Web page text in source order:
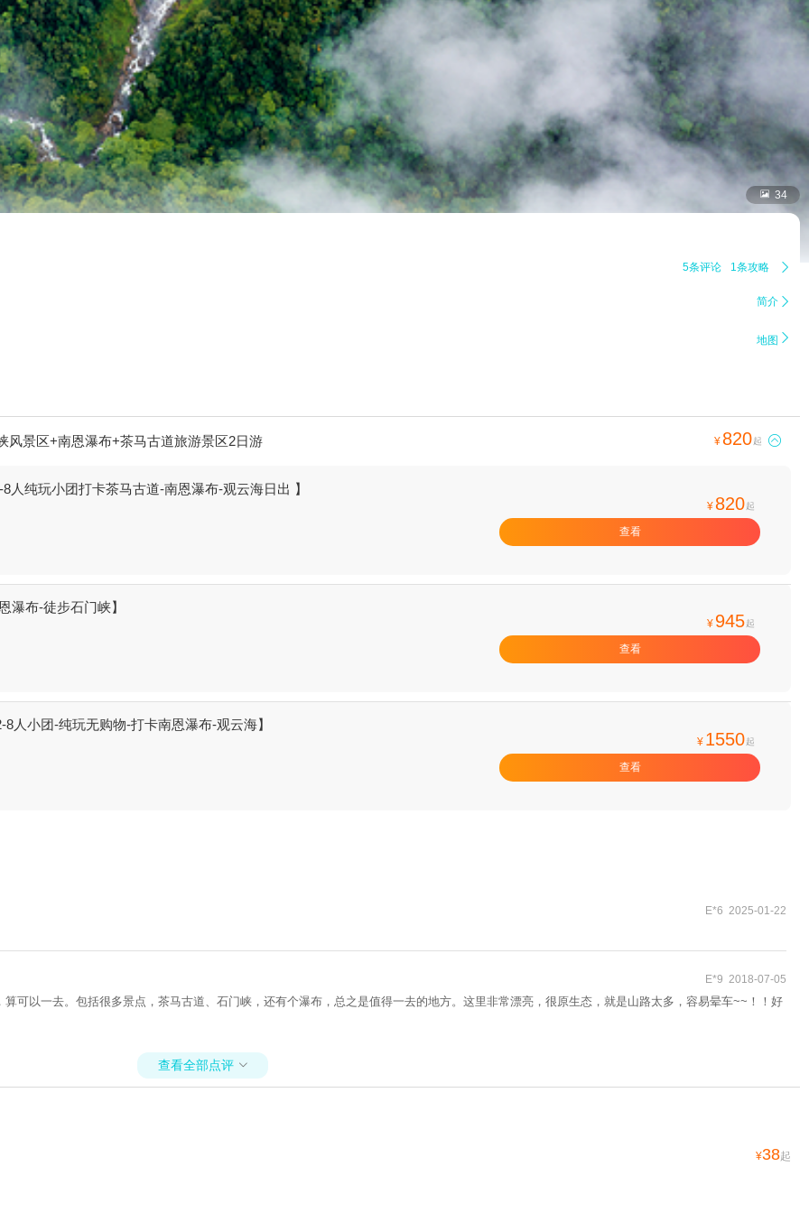
 34
5条评论 1条攻略 
简介 
地图 
风景区+南恩瀑布+茶马古道旅游景区2日游 ¥ 820起 
纯玩小团打卡茶马古道-南恩瀑布-观云海日出 】
¥ 820起
查看
瀑布-徒步石门峡】
¥ 945起
查看
人小团-纯玩无购物-打卡南恩瀑布-观云海】
¥ 1550起
查看
E*6 2025-01-22
E*9 2018-07-05
可以一去。包括很多景点，茶马古道、石门峡，还有个瀑布，总之是值得一去的地方。这里非常漂亮，很原生态，就是山路太多，容易晕车~~！！好
查看全部点评 
¥38起